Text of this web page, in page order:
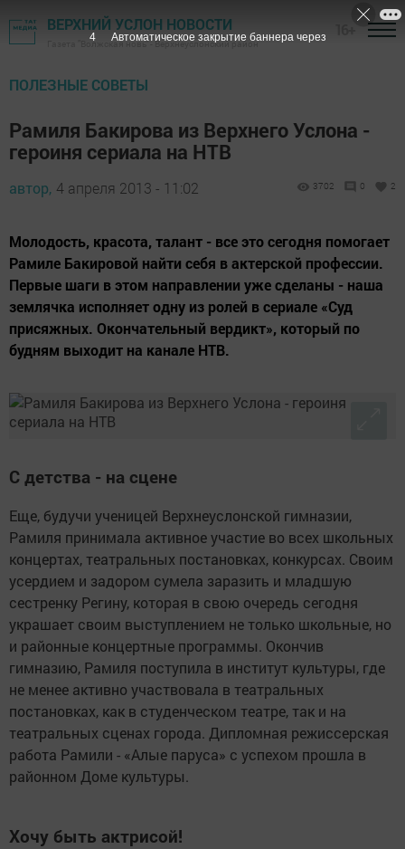
ВЕРХНИЙ УСЛОН НОВОСТИ
Газета "Волжская новь" - Верхнеуслонский район
ПОЛЕЗНЫЕ СОВЕТЫ
Рамиля Бакирова из Верхнего Услона -
героиня сериала на НТВ
автор, 4 апреля 2013 - 11:02 3702 0 2
Молодость, красота, талант - все это сегодня помогает
Рамиле Бакировой найти себя в актерской профессии.
Первые шаги в этом направлении уже сделаны - наша
землячка исполняет одну из ролей в сериале «Суд
присяжных. Окончательный вердикт», который по
будням выходит на канале НТВ.
С детства - на сцене
Еще, будучи ученицей Верхнеуслонской гимназии,
Рамиля принимала активное участие во всех школьных
концертах, театральных постановках, конкурсах. Своим
усердием и задором сумела заразить и младшую
сестренку Регину, которая в свою очередь сегодня
украшает своим выступлением не только школьные, но
и районные концертные программы. Окончив
гимназию, Рамиля поступила в институт культуры, где
не менее активно участвовала в театральных
постановках, как в студенческом театре, так и на
театральных сценах города. Дипломная режиссерская
работа Рамили - «Алые паруса» с успехом прошла в
районном Доме культуры.
Хочу быть актрисой!
3 Автоматическое закрытие баннера через